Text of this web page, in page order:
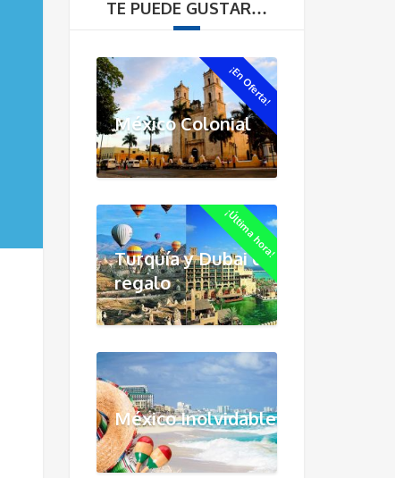
TE PUEDE GUSTAR…
¡En Oferta!
México Colonial
¡Última hora!
Turquía y Dubai de
regalo
México Inolvidable